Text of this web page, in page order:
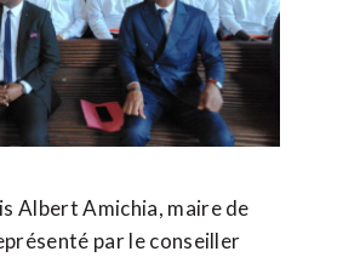
Albert Amichia, maire de
par le conseiller